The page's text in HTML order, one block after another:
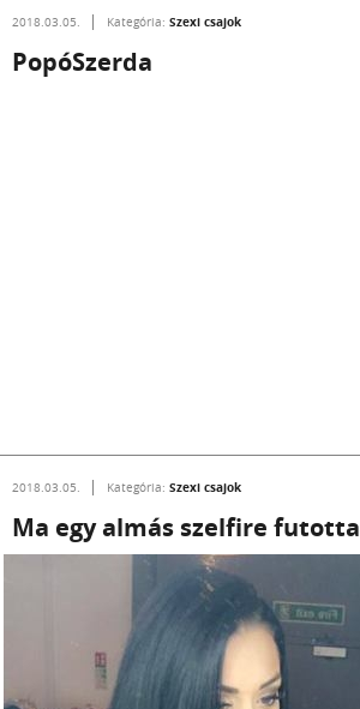
2018.03.05. Kategória: Szexi csajok
PopóSzerda
2018.03.05. Kategória: Szexi csajok
Ma egy almás szelfire futotta